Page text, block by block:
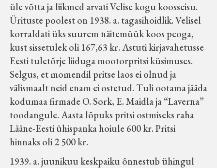
üle võtta ja liikmed arvati Velise kogu koosseisu.
Ürituste poolest on 1938. a. tagasihoidlik. Velisel
korraldati üks suurem näitemüük koos peoga,
kust sissetulek oli 167,63 kr. Astuti kirjavahetusse
Eesti tuletõrje liiduga mootorpritsi küsimuses.
Selgus, et momendil pritse laos ei olnud ja
välismaalt neid enam ei ostetud. Tuli ootama jääda
kodumaa firmade O. Sork, E. Maidla ja “Laverna”
toodangule. Aasta lõpuks pritsi ostmiseks raha
Lääne-Eesti ühispanka hoiule 600 kr. Pritsi
hinnaks oli 2 500 kr.
1939. a. juunikuu keskpaiku õnnestub ühingul